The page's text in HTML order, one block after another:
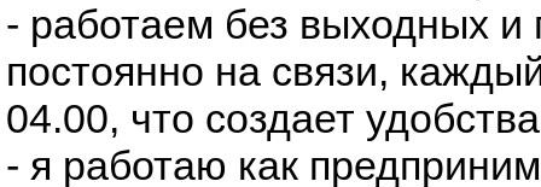
- работаем без выходных и
постоянно на связи,
04.00, что создает
- я работаю как